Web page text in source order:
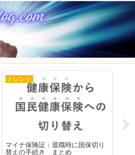
トレンド
マイナ保険証：退職時に国保切り
替えの手続き まとめ